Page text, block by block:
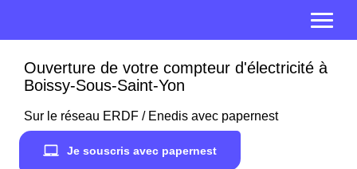
Ouverture de votre compteur d'électricité à
Boissy-Sous-Saint-Yon
Sur le réseau ERDF / Enedis avec papernest
Je souscris avec papernest